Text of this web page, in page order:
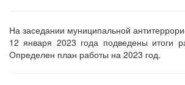
На заседании муниципальной
12 января 2023 года подведены итоги
Определен план работы на 2023 год.